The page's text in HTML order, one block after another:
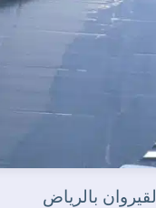
بالرياض